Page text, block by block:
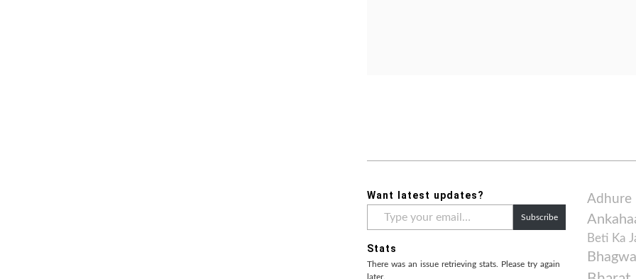
Want latest updates?
Subscribe
Stats
There was an issue retrieving stats. Please try again
later.
Adhure
Beti Ka